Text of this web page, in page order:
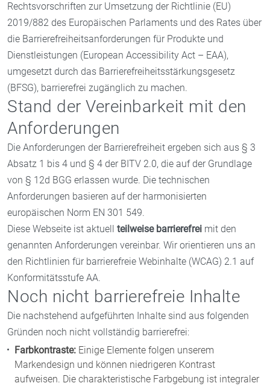
Rechtsvorschriften zur Umsetzung der Richtlinie (EU)
2019/882 des Europäischen Parlaments und des Rates über
die Barrierefreiheitsanforderungen für Produkte und
Dienstleistungen (European Accessibility Act – EAA),
umgesetzt durch das Barrierefreiheitsstärkungsgesetz
(BFSG), barrierefrei zugänglich zu machen.
Stand der Vereinbarkeit mit den
Anforderungen
Die Anforderungen der Barrierefreiheit ergeben sich aus § 3
Absatz 1 bis 4 und § 4 der BITV 2.0, die auf der Grundlage
von § 12d BGG erlassen wurde. Die technischen
Anforderungen basieren auf der harmonisierten
europäischen Norm EN 301 549.
Diese Webseite ist aktuell teilweise barrierefrei mit den
genannten Anforderungen vereinbar. Wir orientieren uns an
den Richtlinien für barrierefreie Webinhalte (WCAG) 2.1 auf
Konformitätsstufe AA.
Noch nicht barrierefreie Inhalte
Die nachstehend aufgeführten Inhalte sind aus folgenden
Gründen noch nicht vollständig barrierefrei:
Farbkontraste: Einige Elemente folgen unserem
Markendesign und können niedrigeren Kontrast
aufweisen. Die charakteristische Farbgebung ist integraler